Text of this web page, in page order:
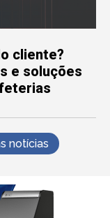
cliente?
e soluções
notícias